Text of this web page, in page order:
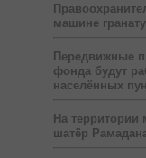
машине
Передвижные
фонда будут
населённых
На территории
шатёр